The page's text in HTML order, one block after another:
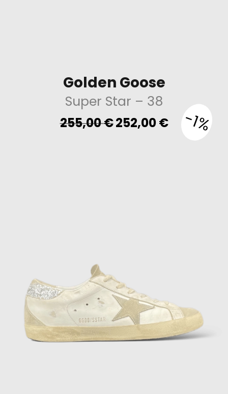
Golden Goose
Super Star – 38
255,00€ Original
price
252,00€Current-1%